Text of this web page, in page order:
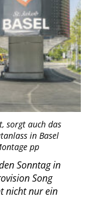
sorgt auch das
in Basel
pp
Sonntag in
Song
nicht nur ein